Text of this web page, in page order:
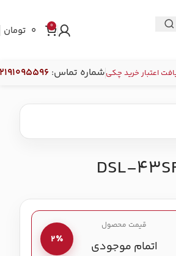
0
0 تومان
اعتبار خرید چکیشماره تماس:
قیمت محصول
2٪ اتمام موجودی